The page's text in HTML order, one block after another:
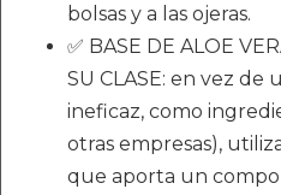
bolsas y a las ojeras.
✅ BASE DE ALOE
SU CLASE: en vez de
ineficaz, como
otras empresas),
que aporta un